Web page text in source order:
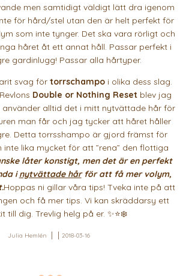
men samtidigt väldigt lätt dra igenom
för hård/stel utan den är helt perfekt för
som inte tynger. Det ska vara rörligt och
håret åt ett annat håll. Passar perfekt i
gardinlugg! Passar alla hårtyper.
svag för torrschampo i olika dess slag.
Double or Nothing Reset blev jag
alltid det i mitt nytvättade hår för
man får och jag tycker att håret håller
Detta torrsshampo är gjord främst för
lika mycket för att ”rena” den flottiga
låter konstigt, men det är en perfekt
inytvättade hårför att få mer volym,
Hoppas ni gillar våra tips! Tveka inte på att
och få mer tips. Vi kan skräddarsy ett
till dig. Trevlig helg på er. ✨⭐️❄️
Julia Hemlén 2018-03-16